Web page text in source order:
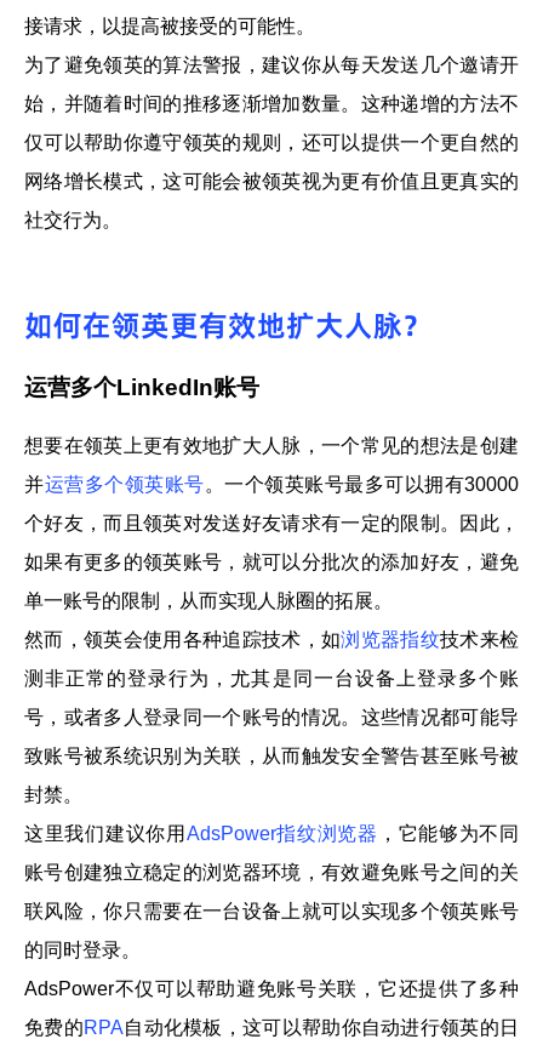
接请求，以提高被接受的可能性。
为了避免领英的算法警报，建议你从每天发送几个邀请开
始，并随着时间的推移逐渐增加数量。这种递增的方法不
仅可以帮助你遵守领英的规则，还可以提供一个更自然的
网络增长模式，这可能会被领英视为更有价值且更真实的
社交行为。
如何在领英更有效地扩大人脉？
运营多个LinkedIn账号
想要在领英上更有效地扩大人脉，一个常见的想法是创建
并运营多个领英账号。一个领英账号最多可以拥有30000
个好友，而且领英对发送好友请求有一定的限制。因此，
如果有更多的领英账号，就可以分批次的添加好友，避免
单一账号的限制，从而实现人脉圈的拓展。
然而，领英会使用各种追踪技术，如浏览器指纹技术来检
测非正常的登录行为，尤其是同一台设备上登录多个账
号，或者多人登录同一个账号的情况。这些情况都可能导
致账号被系统识别为关联，从而触发安全警告甚至账号被
封禁。
这里我们建议你用 AdsPower指纹浏览器 ，它能够为不同
账号创建独立稳定的浏览器环境，有效避免账号之间的关
联风险，你只需要在一台设备上就可以实现多个领英账号
的同时登录。
AdsPower不仅可以帮助避免账号关联，它还提供了多种
免费的RPA自动化模板，这可以帮助你自动进行领英的日